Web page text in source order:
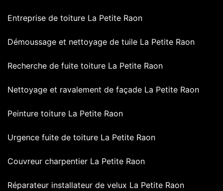
Entreprise de toiture La Petite Raon
Démoussage et nettoyage de tuile La Petite Raon
Recherche de fuite toiture La Petite Raon
Nettoyage et ravalement de façade La Petite Raon
Peinture toiture La Petite Raon
Urgence fuite de toiture La Petite Raon
Couvreur charpentier La Petite Raon
Réparateur installateur de velux La Petite Raon